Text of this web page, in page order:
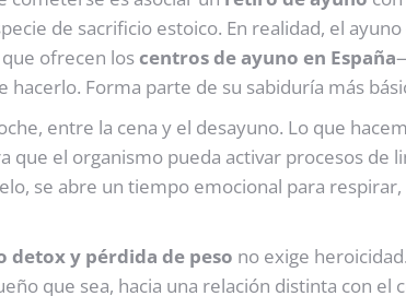
de sacrificio estoico. En realidad, el
ofrecen loscentros de ayuno en España
hacerlo. Forma parte de su sabiduría más
entre la cena y el desayuno. Lo que
que el organismo pueda activar procesos de
se abre un tiempo emocional para
y pérdida de peso no exige
que sea, hacia una relación distinta con el